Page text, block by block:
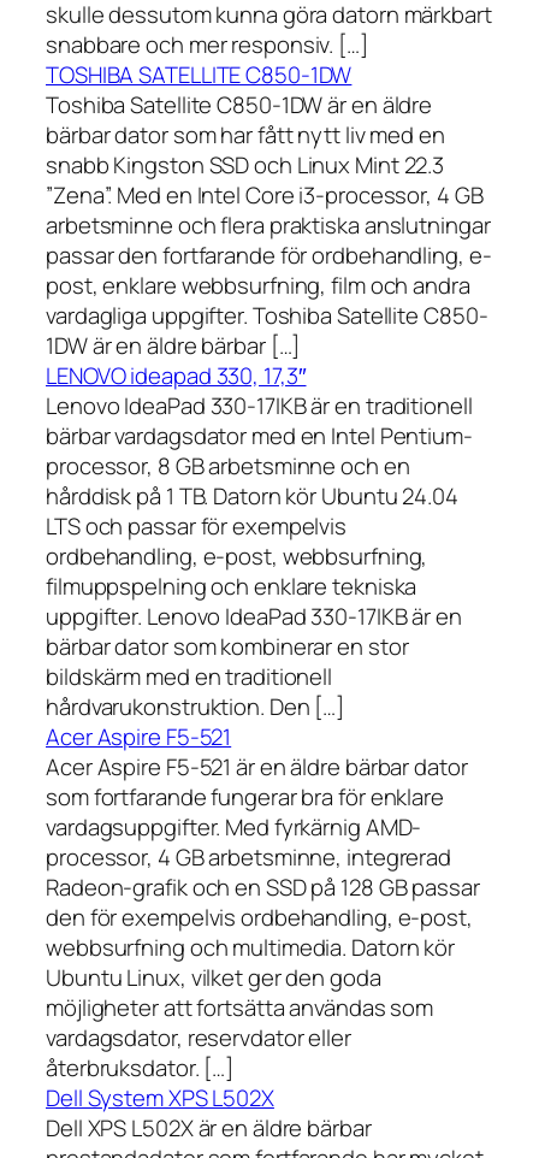
skulle dessutom kunna göra datorn märkbart
snabbare och mer responsiv. […]
TOSHIBA SATELLITE C850-1DW
Toshiba Satellite C850-1DW är en äldre
bärbar dator som har fått nytt liv med en
snabb Kingston SSD och Linux Mint 22.3
”Zena”. Med en Intel Core i3-processor, 4 GB
arbetsminne och flera praktiska anslutningar
passar den fortfarande för ordbehandling, e-
post, enklare webbsurfning, film och andra
vardagliga uppgifter. Toshiba Satellite C850-
1DW är en äldre bärbar […]
LENOVO ideapad 330, 17,3″
Lenovo IdeaPad 330-17IKB är en traditionell
bärbar vardagsdator med en Intel Pentium-
processor, 8 GB arbetsminne och en
hårddisk på 1 TB. Datorn kör Ubuntu 24.04
LTS och passar för exempelvis
ordbehandling, e-post, webbsurfning,
filmuppspelning och enklare tekniska
uppgifter. Lenovo IdeaPad 330-17IKB är en
bärbar dator som kombinerar en stor
bildskärm med en traditionell
hårdvarukonstruktion. Den […]
Acer Aspire F5-521
Acer Aspire F5-521 är en äldre bärbar dator
som fortfarande fungerar bra för enklare
vardagsuppgifter. Med fyrkärnig AMD-
processor, 4 GB arbetsminne, integrerad
Radeon-grafik och en SSD på 128 GB passar
den för exempelvis ordbehandling, e-post,
webbsurfning och multimedia. Datorn kör
Ubuntu Linux, vilket ger den goda
möjligheter att fortsätta användas som
vardagsdator, reservdator eller
återbruksdator. […]
Dell System XPS L502X
Dell XPS L502X är en äldre bärbar